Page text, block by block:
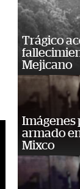
Trágico
Mejicano
Imágenes
armado
Mixco